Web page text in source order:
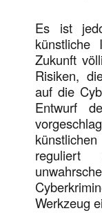
Es ist
künstliche
Zukunft
Risiken,
auf die
Entwurf
Werkzeug